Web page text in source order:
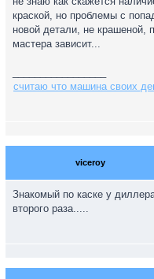
краской, но проблемы с
новой детали, не крашеной,
мастера зависит...
считаю что машина своих
viceroy
Знакомый по каске у
второго раза.....